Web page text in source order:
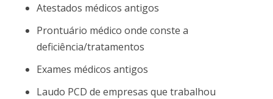
Atestados médicos antigos
Prontuário médico onde conste a
deficiência/tratamentos
Exames médicos antigos
Laudo PCD de empresas que trabalhou